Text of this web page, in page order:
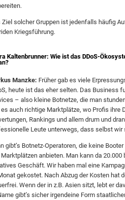
Ziel solcher Gruppen ist jedenfalls häufig
Kriegsführung.
Kaltenbrunner: Wie ist das DDoS-
Manzke: Früher gab es viele
heute ist das eher selten. Das Business
– also kleine Botnetze, die man
auch richtige Marktplätze, wo Profis ihre
Rankings und allem drum und
Leute unterwegs, dass selbst wir
gibt’s Botnetz-Operatoren, die keine
Marktplätzen anbieten. Man kann da
Geschäft. Wir haben mal eine
gekostet. Nach Abzug der Kosten hat
Wenn der in z.B. Asien sitzt, lebt er
gibt’s sicher irgendeine Form